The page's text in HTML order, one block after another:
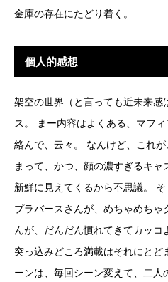
金庫の存在にたどり着く。
個人的感想
架空の世界（と言っても近未来感
ス。 まー内容はよくある、マフ
絡んで、云々。 なんけど、これ
まって、かつ、顔の濃すぎるキ
新鮮に見えてくるから不思議。
プラバースさんが、めちゃめち
んが、だんだん慣れてきてカッコ
突っ込みどころ満載はそれにと
ーンは、毎回シーン変えて、二人